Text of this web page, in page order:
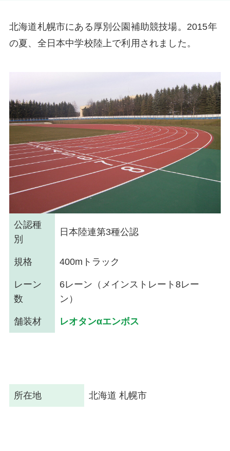
北海道札幌市にある厚別公園補助競技場。2015年
の夏、全日本中学校陸上で利用されました。
公認種
別
日本陸連第3種公認
規格 400mトラック
レーン
数
6レーン（メインストレート8レー
ン）
舗装材 レオタンαエンボス
所在地 北海道 札幌市